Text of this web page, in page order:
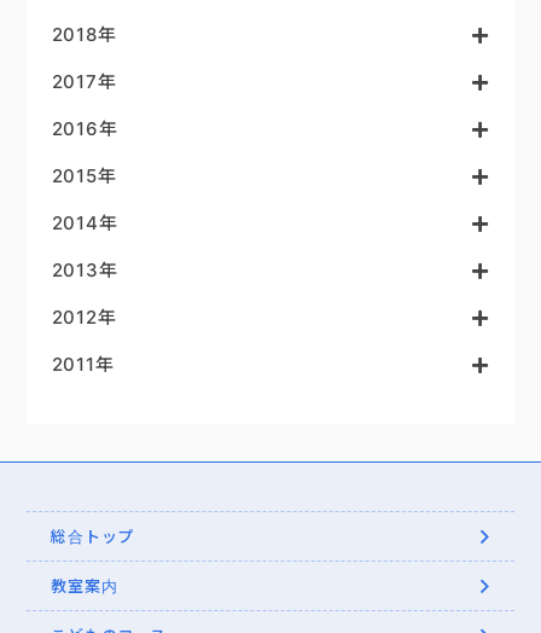
2018年
2017年
2016年
2015年
2014年
2013年
2012年
2011年
総合トップ
教室案内